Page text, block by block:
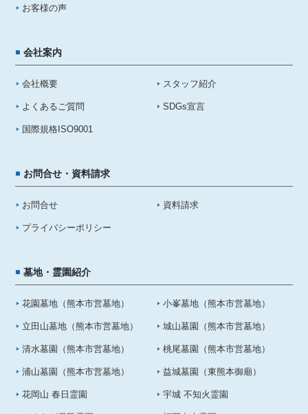
お客様の声
会社案内
会社概要 スタッフ紹介
よくあるご質問 SDGs宣言
国際規格ISO9001
お問合せ・資料請求
お問合せ 資料請求
プライバシーポリシー
墓地・霊園紹介
花園墓地（熊本市営墓地） 小峯墓地（熊本市営墓地）
立田山墓地（熊本市営墓地） 城山墓園（熊本市営墓地）
清水墓園（熊本市営墓地） 桃尾墓園（熊本市営墓地）
浦山墓園（熊本市営墓地） 益城墓園（東熊本御廟）
花岡山 春日霊園 宇城 不知火霊園